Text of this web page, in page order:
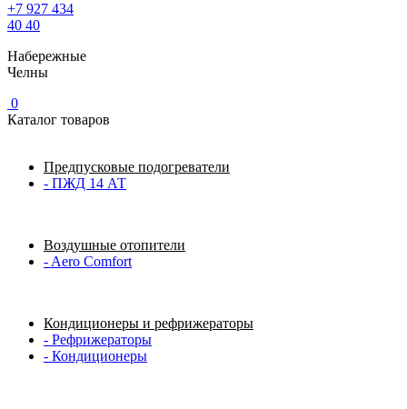
+7 927 434
40 40
Набережные
Челны
0
Каталог товаров
Предпусковые подогреватели
- ПЖД 14 АТ
Воздушные отопители
- Aero Comfort
Кондиционеры и рефрижераторы
- Рефрижераторы
- Кондиционеры